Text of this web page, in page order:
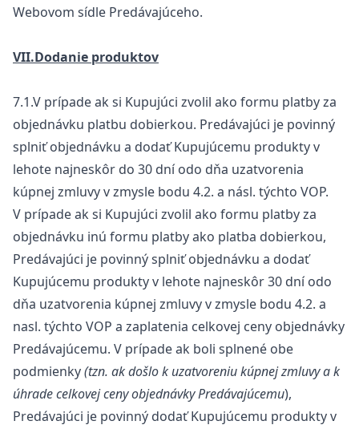
Webovom sídle Predávajúceho.
VII.Dodanie produktov
7.1.V prípade ak si Kupujúci zvolil ako formu platby za
objednávku platbu dobierkou. Predávajúci je povinný
splniť objednávku a dodať Kupujúcemu produkty v
lehote najneskôr do 30 dní odo dňa uzatvorenia
kúpnej zmluvy v zmysle bodu 4.2. a násl. týchto VOP.
V prípade ak si Kupujúci zvolil ako formu platby za
objednávku inú formu platby ako platba dobierkou,
Predávajúci je povinný splniť objednávku a dodať
Kupujúcemu produkty v lehote najneskôr 30 dní odo
dňa uzatvorenia kúpnej zmluvy v zmysle bodu 4.2. a
nasl. týchto VOP a zaplatenia celkovej ceny objednávky
Predávajúcemu. V prípade ak boli splnené obe
podmienky(tzn. ak došlo k uzatvoreniu kúpnej zmluvy a k
úhrade celkovej ceny objednávky Predávajúcemu),
Predávajúci je povinný dodať Kupujúcemu produkty v